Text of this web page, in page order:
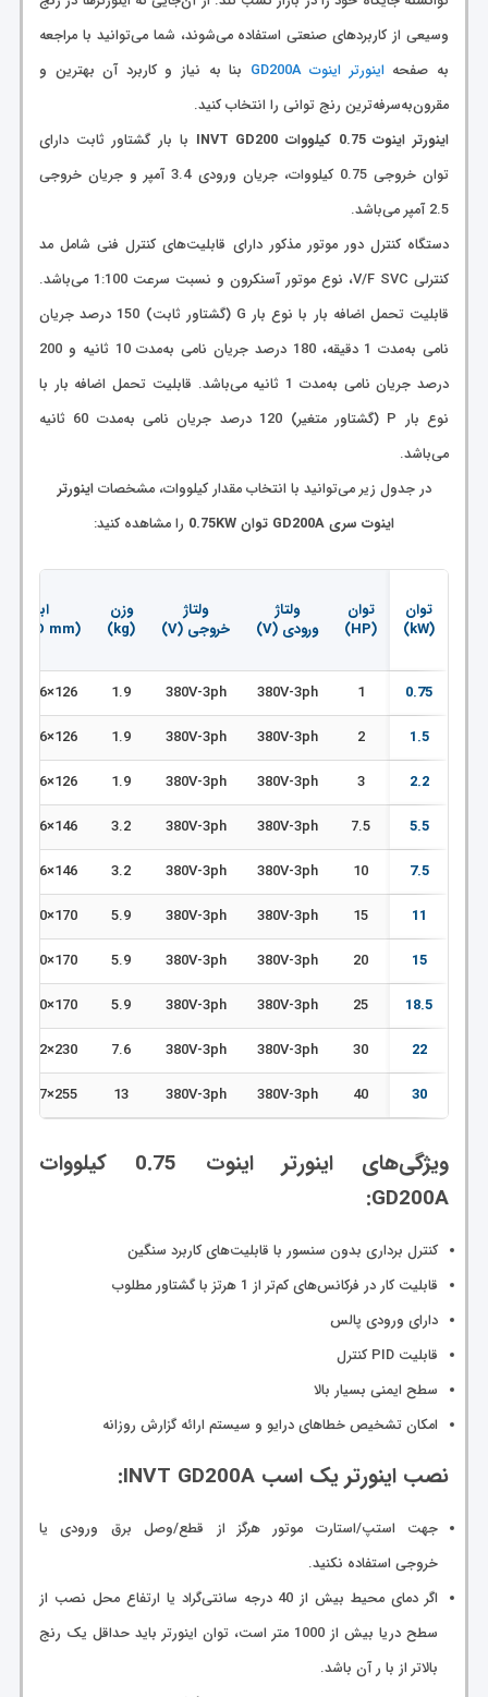
وسیعی از کاربردهای صنعتی استفاده می‌شوند، شما می‌توانید با مراجعه
به صفحه اینورتر اینوت GD200A
بنا به نیاز و کاربرد آن بهترین و
مقرون‌به‌سرفه‌ترین رنج توانی را انتخاب کنید.
اینورتر اینوت 0.75 کیلووات INVT GD200
با بار گشتاور ثابت دارای
توان خروجی 0.75 کیلووات، جریان ورودی 3.4 آمپر و جریان خروجی
2.5 آمپر می‌باشد.
دستگاه کنترل دور موتور مذکور دارای قابلیت‌های کنترل فنی شامل مد
کنترلی V/F SVC، نوع موتور آسنکرون و نسبت سرعت 1:100 می‌باشد.
قابلیت تحمل اضافه بار با نوع بار G (گشتاور ثابت) 150 درصد جریان
نامی به‌مدت 1 دقیقه، 180 درصد جریان نامی به‌مدت 10 ثانیه و 200
درصد جریان نامی به‌مدت 1 ثانیه می‌باشد. قابلیت تحمل اضافه بار با
نوع بار P (گشتاور متغیر) 120 درصد جریان نامی به‌مدت 60 ثانیه
می‌باشد.
در جدول زیر می‌توانید با انتخاب مقدار کیلووات، مشخصاتاینورتر
اینوت سری GD200A توان 0.75KW
را مشاهده کنید:
توان
(kW)
توان
(HP)
ولتاژ
ورودی (V)
ولتاژ
خروجی (V)
وزن
(kg)
ابعاد
(WxHxD mm)
0.75
1
380V-3ph
380V-3ph
1.9
126×186×155
1.5
2
380V-3ph
380V-3ph
1.9
126×186×155
2.2
3
380V-3ph
380V-3ph
1.9
126×186×155
5.5
7.5
380V-3ph
380V-3ph
3.2
146×256×171
7.5
10
380V-3ph
380V-3ph
3.2
146×256×171
11
15
380V-3ph
380V-3ph
5.9
170×320×200
15
20
380V-3ph
380V-3ph
5.9
170×320×200
18.5
25
380V-3ph
380V-3ph
5.9
170×320×200
22
30
380V-3ph
380V-3ph
7.6
230×342×219
30
40
380V-3ph
380V-3ph
13
255×407×246
ویژگی‌های اینورتر اینوت 0.75 کیلووات
GD200A:
کنترل برداری بدون سنسور با قابلیت‌های کاربرد سنگین
قابلیت کار در فرکانس‌های کم‌تر از 1 هرتز با گشتاور مطلوب
دارای ورودی پالس
قابلیت PID کنترل
سطح ایمنی بسیار بالا
امکان تشخیص خطاهای درایو و سیستم ارائه گزارش روزانه
نصب اینورتر یک اسب INVT GD200A:
جهت استپ/استارت موتور هرگز از قطع/وصل برق ورودی یا
خروجی استفاده نکنید.
اگر دمای محیط بیش از 40 درجه سانتی‌گراد یا ارتفاع محل نصب از
سطح دریا بیش از 1000 متر است، توان اینورتر باید حداقل یک رنج
بالاتر از با ر آن باشد.